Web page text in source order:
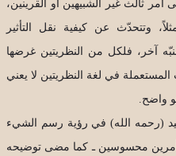
ثالث غير الشبيهين أو القرينين،
وتتحدّث عن كيفية نقل التأثير
آخر، فلكل من النظريتين غرضها
المستعملة في لغة النظريتين لا يعني
واضح.
(رحمه الله) في رؤية رسم الشيء
أمرين محسوسين ـ كما مضى توضيحه